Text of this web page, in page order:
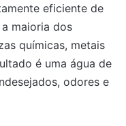
eficiente de
maioria dos
químicas, metais
é uma água de
odores e